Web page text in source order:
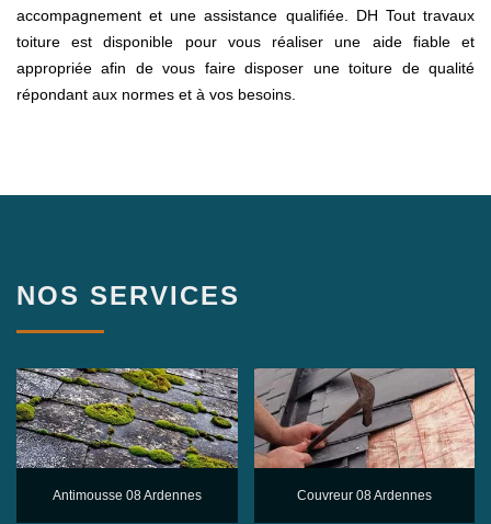
accompagnement et une assistance qualifiée. DH Tout travaux
toiture est disponible pour vous réaliser une aide fiable et
appropriée afin de vous faire disposer une toiture de qualité
répondant aux normes et à vos besoins.
NOS SERVICES
Antimousse 08 Ardennes Couvreur 08 Ardennes